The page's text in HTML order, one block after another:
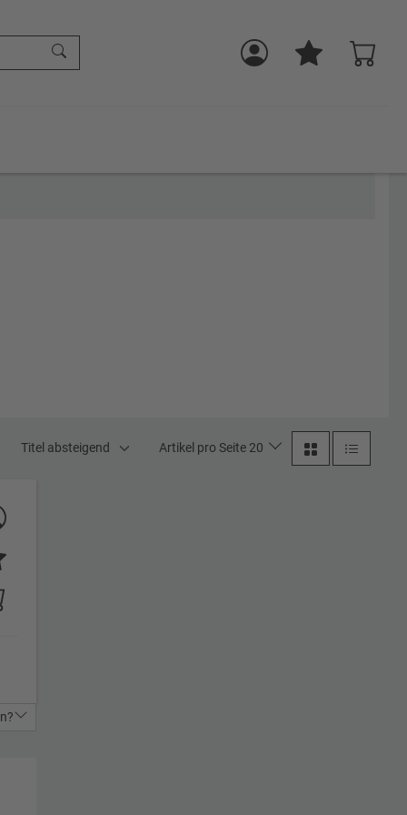
Titel absteigend Artikel pro Seite 20